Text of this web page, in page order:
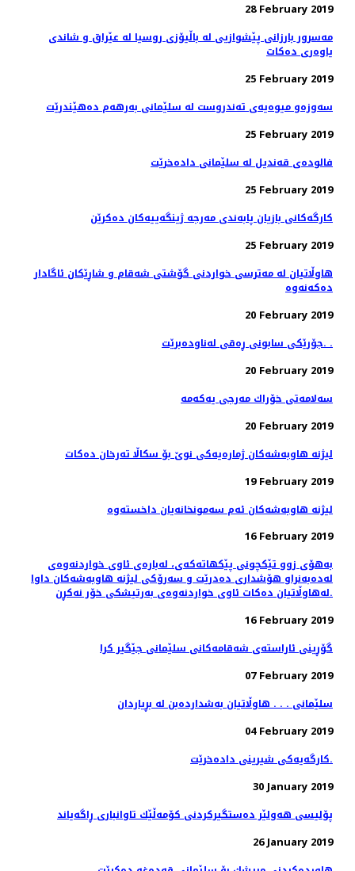
28 February 2019
مه‌سرور بارزانی پێشوازیی لە باڵیۆزی روسیا لە عێراق و شاندی
یاوه‌ری ده‌كات
25 February 2019
سه‌وزه‌و میوه‌یه‌ی ته‌ندروست له‌ سلێمانی به‌رهه‌م ده‌هێندرێت
25 February 2019
فالوده‌ی قه‌ندیل له‌ سلێمانی داده‌خرێت
25 February 2019
كارگه‌كانی بازیان پابه‌ندی مه‌رجه‌ ژینگه‌ییه‌كان ده‌كرێن
25 February 2019
هاوڵاتیان له‌ مەترسی خواردنی گۆشتی شەقام و شاڕێكان ئاگادار
20 February 2019
جۆرێكی سابونی ڕه‌قی له‌ناوده‌برێت. .
20 February 2019
20 February 2019
لیژنه‌ هاوبه‌شه‌كان ژماره‌یه‌كی نوێ بۆ سكاڵا ته‌رخان ده‌كات
19 February 2019
16 February 2019
به‌هۆی زوو تێكچونی پێكهاته‌كه‌ی، لەبارەی ئاوی خواردنەوەی
له‌ده‌به‌نراو هۆشداری دەدرێت و سه‌رۆكی لیژنه هاوبه‌شه‌كان داوا
له‌هاوڵاتیان ده‌كات ئاوی خواردنه‌وه‌ی به‌رتیشكی خۆر نه‌كڕن.
16 February 2019
گۆڕینی ئاراسته‌ی شه‌قامه‌كانی سلێمانی جێگیر كرا
07 February 2019
سلێمانی . . . هاوڵاتیان به‌شدارده‌بن له‌ بڕیاردان
04 February 2019
کارگەیەکی شیرینی دادەخرێت.
30 January 2019
پۆلیسی هەولێر دەستگیركردنی كۆمەڵێك تاوانباری ڕاگەیاند
26 January 2019